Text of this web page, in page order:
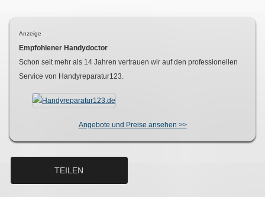
Anzeige
Empfohlener Handydoctor
Schon seit mehr als 14 Jahren vertrauen wir auf den professionellen
Service von Handyreparatur123.
Angebote und Preise ansehen >>
TEILEN